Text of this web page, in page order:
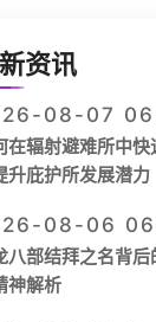
资讯
08-07
在辐射避难所中快
升庇护所发展潜力
08-06
八部结拜之名背后
神解析